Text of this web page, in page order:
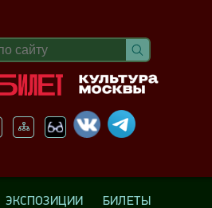
ЭКСПОЗИЦИИ БИЛЕТЫ